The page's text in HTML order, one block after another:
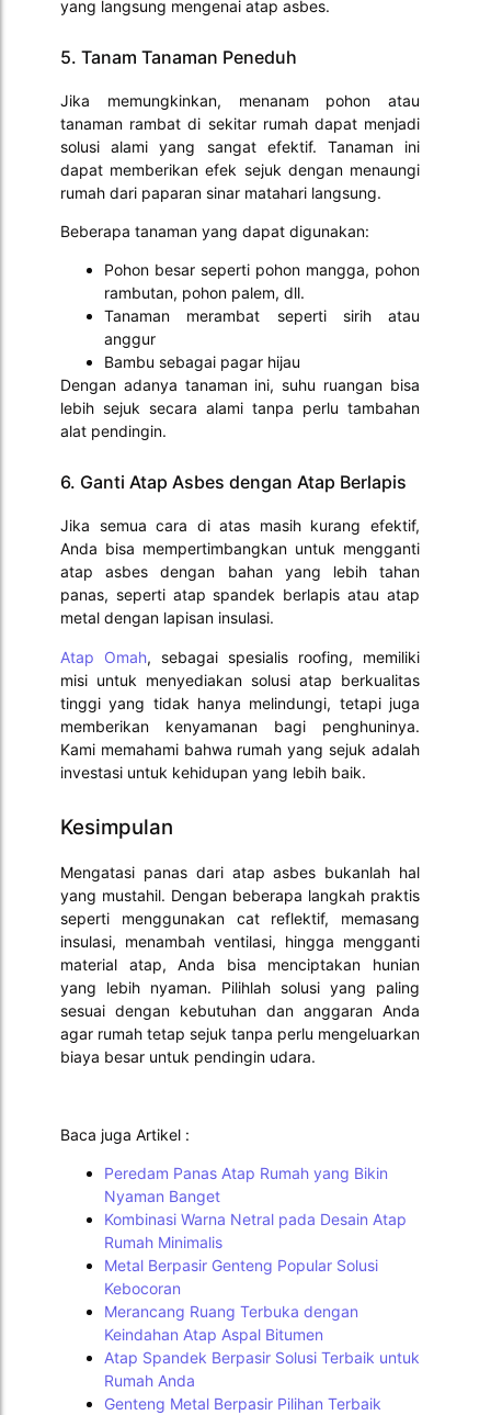
yang langsung mengenai atap asbes.
5. Tanam Tanaman Peneduh
Jika memungkinkan, menanam pohon atau
tanaman rambat di sekitar rumah dapat menjadi
solusi alami yang sangat efektif. Tanaman ini
dapat memberikan efek sejuk dengan menaungi
rumah dari paparan sinar matahari langsung.
Beberapa tanaman yang dapat digunakan:
Pohon besar seperti pohon mangga, pohon
rambutan, pohon palem, dll.
Tanaman merambat seperti sirih atau
anggur
Bambu sebagai pagar hijau
Dengan adanya tanaman ini, suhu ruangan bisa
lebih sejuk secara alami tanpa perlu tambahan
alat pendingin.
6. Ganti Atap Asbes dengan Atap Berlapis
Jika semua cara di atas masih kurang efektif,
Anda bisa mempertimbangkan untuk mengganti
atap asbes dengan bahan yang lebih tahan
panas, seperti atap spandek berlapis atau atap
metal dengan lapisan insulasi.
Atap Omah, sebagai spesialis roofing, memiliki
misi untuk menyediakan solusi atap berkualitas
tinggi yang tidak hanya melindungi, tetapi juga
memberikan kenyamanan bagi penghuninya.
Kami memahami bahwa rumah yang sejuk adalah
investasi untuk kehidupan yang lebih baik.
Kesimpulan
Mengatasi panas dari atap asbes bukanlah hal
yang mustahil. Dengan beberapa langkah praktis
seperti menggunakan cat reflektif, memasang
insulasi, menambah ventilasi, hingga mengganti
material atap, Anda bisa menciptakan hunian
yang lebih nyaman. Pilihlah solusi yang paling
sesuai dengan kebutuhan dan anggaran Anda
agar rumah tetap sejuk tanpa perlu mengeluarkan
biaya besar untuk pendingin udara.
Baca juga Artikel :
Peredam Panas Atap Rumah yang Bikin
Nyaman Banget
Kombinasi Warna Netral pada Desain Atap
Rumah Minimalis
Metal Berpasir Genteng Popular Solusi
Kebocoran
Merancang Ruang Terbuka dengan
Keindahan Atap Aspal Bitumen
Atap Spandek Berpasir Solusi Terbaik untuk
Rumah Anda
Genteng Metal Berpasir Pilihan Terbaik